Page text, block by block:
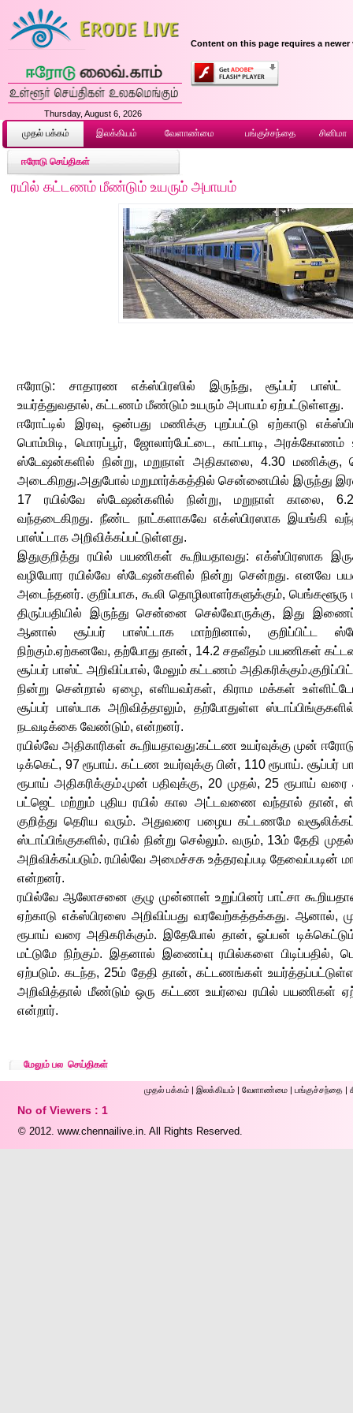
Thursday, August 6, 2026
Content on this page requires a
முதல் ப‌க்க‌ம் இலக்கியம் வேளாண்மை பங்குச்சந்தை சினிமா
ஈரோடு செய்திகள்
ரயில் கட்டணம் மீண்டும் உயரும் அபாயம்
ஈரோடு: சாதாரண எக்ஸ்பிரஸில் இருந்து, சூப்பர் பாஸ்ட்
உயர்த்துவதால், கட்டணம் மீண்டும் உயரும் அபாயம் ஏற்பட்டுள்ளது.
ஈரோட்டில் இரவு, ஒன்பது மணிக்கு புறப்பட்டு ஏற்காடு
பொம்மிடி, மொரப்பூர், ஜோலார்பேட்டை, காட்பாடி, அரக்கோணம்
ஸ்டேஷன்களில் நின்று, மறுநாள் அதிகாலை, 4.30
அடைகிறது.அதுபோல் மறுமார்க்கத்தில் சென்னையில் இருந்து
17 ரயில்வே ஸ்டேஷன்களில் நின்று, மறுநாள் காலை,
வந்தடைகிறது. நீண்ட நாட்களாகவே எக்ஸ்பிரஸாக இயங்கி
பாஸ்ட்டாக அறிவிக்கப்பட்டுள்ளது.
இதுகுறித்து ரயில் பயணிகள் கூறியதாவது: எக்ஸ்பிரஸாக
வழியோர ரயில்வே ஸ்டேஷன்களில் நின்று சென்றது. எனவே
அடைந்தனர். குறிப்பாக, கூலி தொழிலாளர்களுக்கும்,
திருப்பதியில் இருந்து சென்னை செல்வோருக்கு, இது
ஆனால் சூப்பர் பாஸ்ட்டாக மாற்றினால், குறிப்பிட்ட
நிற்கும்.ஏற்கனவே, தற்போது தான், 14.2 சதவீதம் பயணிகள்
சூப்பர் பாஸ்ட் அறிவிப்பால், மேலும் கட்டணம்
நின்று சென்றால் ஏழை, எளியவர்கள், கிராம மக்கள்
சூப்பர் பாஸ்டாக அறிவித்தாலும், தற்போதுள்ள
நடவடிக்கை வேண்டும், என்றனர்.
ரயில்வே அதிகாரிகள் கூறியதாவது:கட்டண உயர்வுக்கு முன்
டிக்கெட், 97 ரூபாய். கட்டண உயர்வுக்கு பின், 110 ரூபாய். சூப்பர்
ரூபாய் அதிகரிக்கும்.முன் பதிவுக்கு, 20 முதல், 25 ரூபாய் வரை
பட்ஜெட் மற்றும் புதிய ரயில் கால அட்டவணை வந்தால் தான்,
குறித்து தெரிய வரும். அதுவரை பழைய கட்டணமே
ஸ்டாப்பிங்குகளில், ரயில் நின்று செல்லும். வரும், 13ம் தேதி
அறிவிக்கப்படும். ரயில்வே அமைச்சக உத்தரவுப்படி தேவைப்படின்
என்றனர்.
ரயில்வே ஆலோசனை குழு முன்னாள் உறுப்பினர் பாட்சா
ஏற்காடு எக்ஸ்பிரஸை அறிவிப்பது வரவேற்கத்தக்கது. ஆனால்,
ரூபாய் வரை அதிகரிக்கும். இதேபோல் தான், ஓப்பன் டிக்கெட்டும்.
மட்டுமே நிற்கும். இதனால் இணைப்பு ரயில்களை பிடிப்பதில்,
ஏற்படும். கடந்த, 25ம் தேதி தான், கட்டணங்கள்
அறிவித்தால் மீண்டும் ஒரு கட்டண உயர்வை ரயில் பயணிகள்
என்றார்.
மேலும் பல செய்திகள்
முதல் ப‌க்க‌ம் | இலக்கியம் | வேளாண்மை | பங்குச்சந்தை |
No of Viewers : 1
© 2012. www.chennailive.in. All Rights Reserved.